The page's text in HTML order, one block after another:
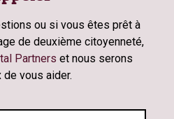
ou si vous êtes prêt à
de deuxième citoyenneté,
Partners et nous serons
de vous aider.